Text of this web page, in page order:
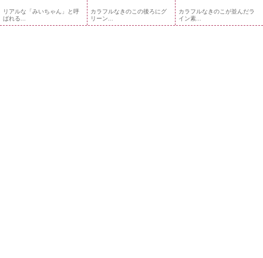
リアルな「みいちゃん」と呼
ばれる...
カラフルなきのこの後ろにグ
リーン...
カラフルなきのこが並んだラ
イン素...